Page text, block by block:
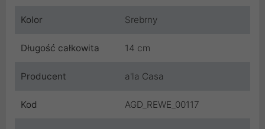
Kolor Srebrny
Długość całkowita 14 cm
Producent a'la Casa
Kod AGD_REWE_00117